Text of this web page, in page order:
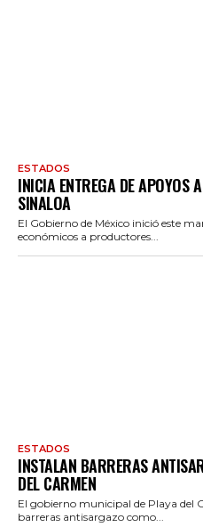
ESTADOS
INICIA ENTREGA DE APOYOS
SINALOA
El Gobierno de México inició este
económicos a productores...
ESTADOS
INSTALAN BARRERAS
DEL CARMEN
El gobierno municipal de Playa del
barreras antisargazo como...